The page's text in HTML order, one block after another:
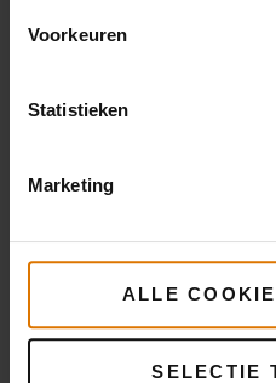
Voorkeuren
Statistieken
Marketing
ALLE
SELECTIE
informatie